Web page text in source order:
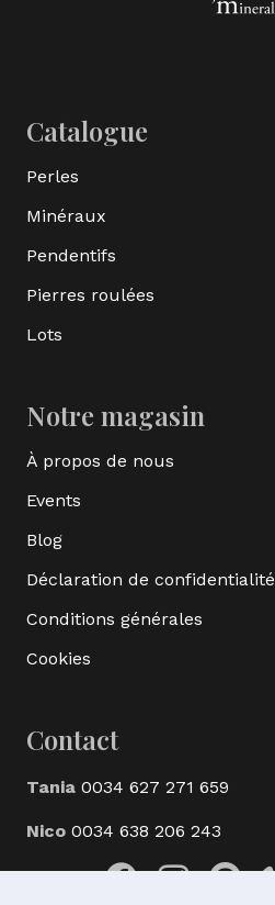
Catalogue
Perles
Minéraux
Pendentifs
Pierres roulées
Lots
Notre magasin
À propos de nous
Events
Blog
Déclaration de confidentialité
Conditions générales
Cookies
Contact
Tania 0034 627 271 659
Nico 0034 638 206 243